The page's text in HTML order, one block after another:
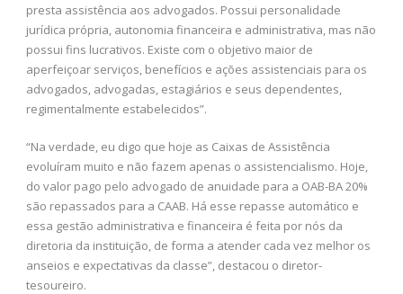
presta assistência aos advogados. Possui personalidade
jurídica própria, autonomia financeira e administrativa, mas não
possui fins lucrativos. Existe com o objetivo maior de
aperfeiçoar serviços, benefícios e ações assistenciais para os
advogados, advogadas, estagiários e seus dependentes,
regimentalmente estabelecidos”.
“Na verdade, eu digo que hoje as Caixas de Assistência
evoluíram muito e não fazem apenas o assistencialismo. Hoje,
do valor pago pelo advogado de anuidade para a OAB-BA 20%
são repassados para a CAAB. Há esse repasse automático e
essa gestão administrativa e financeira é feita por nós da
diretoria da instituição, de forma a atender cada vez melhor os
anseios e expectativas da classe”, destacou o diretor-
tesoureiro.